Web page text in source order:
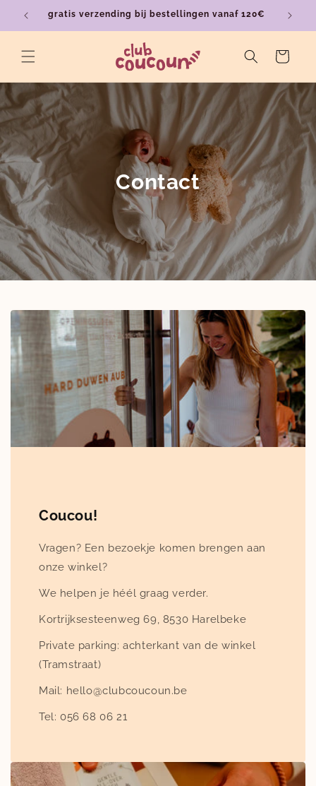
naar de
content
gratis verzending bij bestellingen vanaf 120€
Winkelwagen
Contact
Coucou!
Vragen? Een bezoekje komen brengen aan
onze winkel?
We helpen je héél graag verder.
Kortrijksesteenweg 69, 8530 Harelbeke
Private parking: achterkant van de winkel
(Tramstraat)
Mail: hello@clubcoucoun.be
Tel: 056 68 06 21